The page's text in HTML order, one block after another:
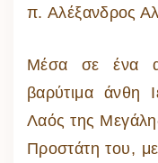
π. Αλέξανδρος
Μέσα σε ένα
βαρύτιμα άνθη
Λαός της
Προστάτη του,